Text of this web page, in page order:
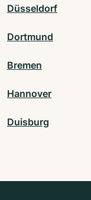
Düsseldorf
Dortmund
Bremen
Hannover
Duisburg